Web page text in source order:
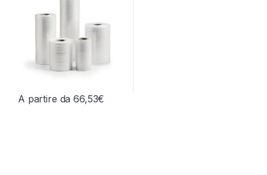
A partire da66,53€